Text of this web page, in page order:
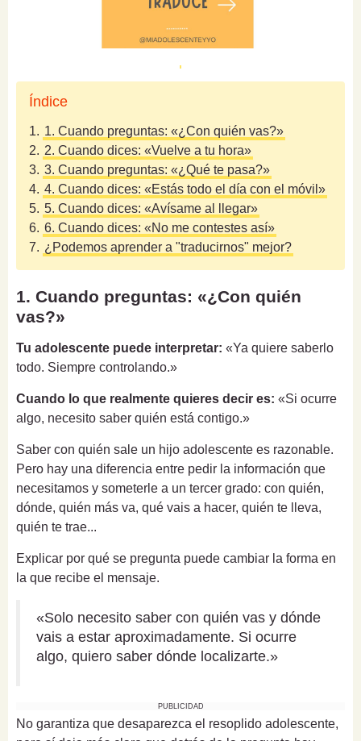
Índice
1. 1. Cuando preguntas: «¿Con quién vas?»
2. 2. Cuando dices: «Vuelve a tu hora»
3. 3. Cuando preguntas: «¿Qué te pasa?»
4. 4. Cuando dices: «Estás todo el día con el móvil»
5. 5. Cuando dices: «Avísame al llegar»
6. 6. Cuando dices: «No me contestes así»
7. ¿Podemos aprender a "traducirnos" mejor?
1. Cuando preguntas: «¿Con quién
vas?»
Tu adolescente puede interpretar: «Ya quiere saberlo
todo. Siempre controlando.»
Cuando lo que realmente quieres decir es: «Si ocurre
algo, necesito saber quién está contigo.»
Saber con quién sale un hijo adolescente es razonable.
Pero hay una diferencia entre pedir la información que
necesitamos y someterle a un tercer grado: con quién,
dónde, quién más va, qué vais a hacer, quién te lleva,
quién te trae...
Explicar por qué se pregunta puede cambiar la forma en
la que recibe el mensaje.
«Solo necesito saber con quién vas y dónde
vais a estar aproximadamente. Si ocurre
algo, quiero saber dónde localizarte.»
PUBLICIDAD
No garantiza que desaparezca el resoplido adolescente,